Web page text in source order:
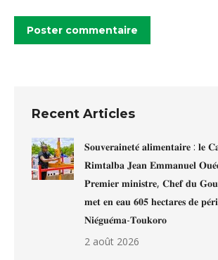
Poster commentaire
Recent Articles
𝐒𝐨𝐮𝐯𝐞𝐫𝐚𝐢𝐧𝐞𝐭𝐞́ 𝐚𝐥𝐢𝐦𝐞𝐧𝐭𝐚𝐢𝐫𝐞 : 𝐥𝐞
𝐑𝐢𝐦𝐭𝐚𝐥𝐛𝐚 𝐉𝐞𝐚𝐧 𝐄𝐦𝐦𝐚𝐧𝐮𝐞𝐥
𝐏𝐫𝐞𝐦𝐢𝐞𝐫 𝐦𝐢𝐧𝐢𝐬𝐭𝐫𝐞, 𝐂𝐡𝐞𝐟 𝐝𝐮
𝐦𝐞𝐭 𝐞𝐧 𝐞𝐚𝐮 𝟔𝟎𝟓 𝐡𝐞𝐜𝐭𝐚𝐫𝐞𝐬 𝐝𝐞
𝐍𝐢𝐞́𝐠𝐮𝐞́𝐦𝐚-𝐓𝐨𝐮𝐤𝐨𝐫𝐨
2 août 2026